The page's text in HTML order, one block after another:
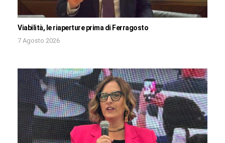
Viabilità, le riaperture prima di Ferragosto
7 Agosto 2026